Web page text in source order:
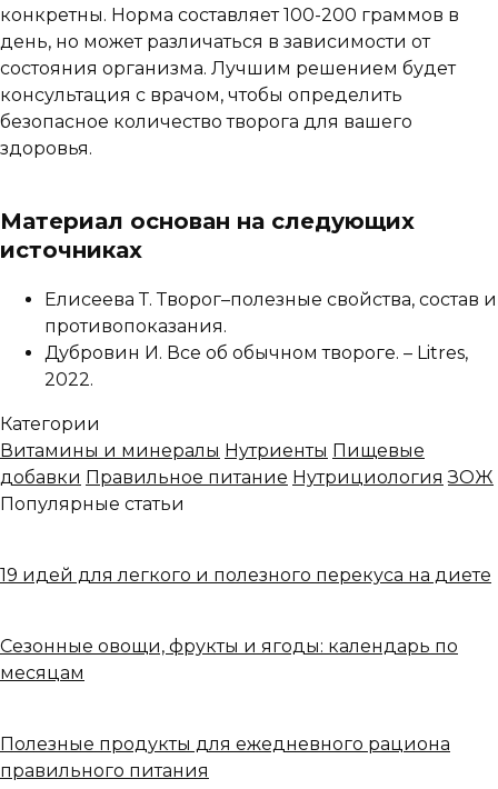
конкретны. Норма составляет 100-200 граммов в
день, но может различаться в зависимости от
состояния организма. Лучшим решением будет
консультация с врачом, чтобы определить
безопасное количество творога для вашего
здоровья.
Материал основан на следующих
источниках
Елисеева Т. Творог–полезные свойства, состав и
противопоказания.
Дубровин И. Все об обычном твороге. – Litres,
2022.
Категории
Витамины и минералы Нутриенты Пищевые
добавки Правильное питание Нутрициология ЗОЖ
Популярные статьи
19 идей для легкого и полезного перекуса на диете
Сезонные овощи, фрукты и ягоды: календарь по
месяцам
Полезные продукты для ежедневного рациона
правильного питания